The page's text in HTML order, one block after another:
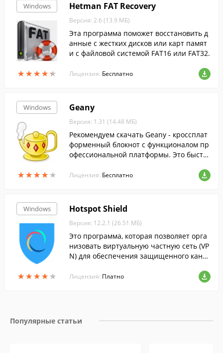
Windows
★★★★★
★★★★★
Hetman FAT Recovery
Версия: 2.6 (13.9 МБ)
Эта программа поможет восстановить д
анные с жестких дисков или карт памят
и с файловой системой FAT16 или FAT32.
Лицензия: Бесплатно
Windows
★★★★★
★★★★★
Geany
Версия: 1.31 (14.48 МБ)
Рекомендуем скачать Geany - кроссплат
форменный блокнот с функционалом пр
офессиональной платформы. Это быстр
ктор....
Лицензия: Бесплатно
Windows
★★★★★
★★★★★
Hotspot Shield
Версия: 12.2.1 (26.51 МБ)
Это программа, которая позволяет орга
низовать виртуальную частную сеть (VP
N) для обеспечения защищенного канал
мности в сети....
Лицензия: Платно
Популярные статьи